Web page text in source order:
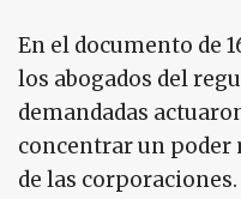
En el documento de
los abogados del
demandadas
concentrar un poder
de las